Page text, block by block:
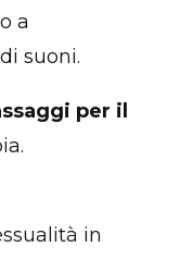
a
suoni.
per il
in